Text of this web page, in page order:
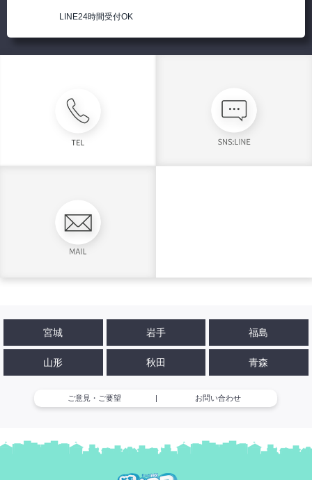
LINE24時間受付OK
宮城 岩手 福島
山形 秋田 青森
ご意見・ご要望 | お問い合わせ